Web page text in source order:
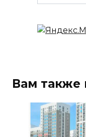
Вам также